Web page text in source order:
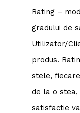
Rating –
gradului de
Utilizator/
produs.
stele,
de la o stea,
satisfactie